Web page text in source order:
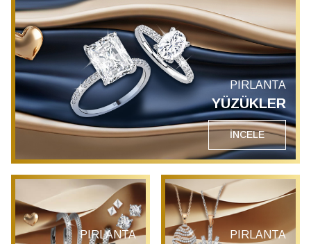
PIRLANTA
YÜZÜKLER
İNCELE
PIRLANTA PIRLANTA